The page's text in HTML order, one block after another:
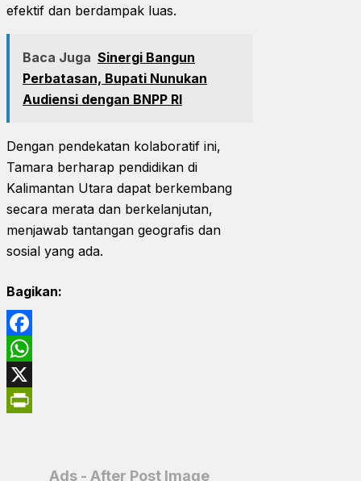
efektif dan berdampak luas.
Baca Juga Sinergi Bangun
Perbatasan, Bupati Nunukan
Audiensi dengan BNPP RI
Dengan pendekatan kolaboratif ini,
Tamara berharap pendidikan di
Kalimantan Utara dapat berkembang
secara merata dan berkelanjutan,
menjawab tantangan geografis dan
sosial yang ada.
Bagikan:
Facebook
WhatsApp
X
Ads - After Post Image